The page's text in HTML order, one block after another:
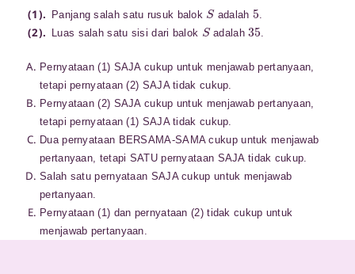
Panjang salah satu rusuk balok
S
adalah
5
.
Luas salah satu sisi dari balok
S
adalah
35
.
Pernyataan (1) SAJA cukup untuk menjawab pertanyaan,
tetapi pernyataan (2) SAJA tidak cukup.
Pernyataan (2) SAJA cukup untuk menjawab pertanyaan,
tetapi pernyataan (1) SAJA tidak cukup.
Dua pernyataan BERSAMA-SAMA cukup untuk menjawab
pertanyaan, tetapi SATU pernyataan SAJA tidak cukup.
Salah satu pernyataan SAJA cukup untuk menjawab
pertanyaan.
Pernyataan (1) dan pernyataan (2) tidak cukup untuk
menjawab pertanyaan.